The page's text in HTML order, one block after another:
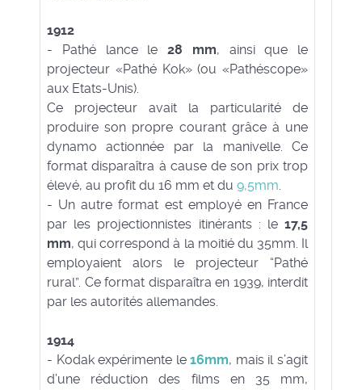
1912
- Pathé lance le 28 mm, ainsi que le
projecteur «Pathé Kok» (ou «Pathéscope»
aux Etats-Unis).
Ce projecteur avait la particularité de
produire son propre courant grâce à une
dynamo actionnée par la manivelle. Ce
format disparaîtra à cause de son prix trop
élevé, au profit du 16 mm et du 9,5mm.
- Un autre format est employé en France
par les projectionnistes itinérants : le 17,5
mm, qui correspond à la moitié du 35mm. Il
employaient alors le projecteur “Pathé
rural”. Ce format disparaîtra en 1939, interdit
par les autorités allemandes.
1914
- Kodak expérimente le16mm, mais il s’agit
d’une réduction des films en 35 mm,